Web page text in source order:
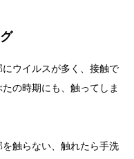
ウイルスが多く、接触で
の時期にも、触ってしま
触らない、触れたら手洗